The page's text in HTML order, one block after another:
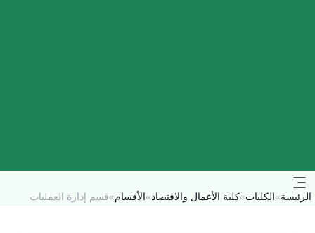
الرئيسة»الكليات»كلية الأعمال والاقتصاد»الأقسام»قسم إدارة العمليات